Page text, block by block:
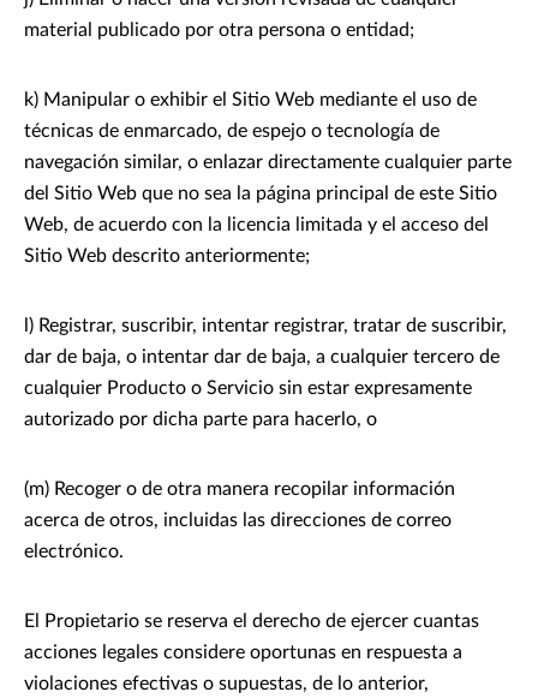
material publicado por otra persona o entidad;
k) Manipular o exhibir el Sitio Web mediante el uso de
técnicas de enmarcado, de espejo o tecnología de
navegación similar, o enlazar directamente cualquier parte
del Sitio Web que no sea la página principal de este Sitio
Web, de acuerdo con la licencia limitada y el acceso del
Sitio Web descrito anteriormente;
l) Registrar, suscribir, intentar registrar, tratar de suscribir,
dar de baja, o intentar dar de baja, a cualquier tercero de
cualquier Producto o Servicio sin estar expresamente
autorizado por dicha parte para hacerlo, o
(m) Recoger o de otra manera recopilar información
acerca de otros, incluidas las direcciones de correo
electrónico.
El Propietario se reserva el derecho de ejercer cuantas
acciones legales considere oportunas en respuesta a
violaciones efectivas o supuestas, de lo anterior,